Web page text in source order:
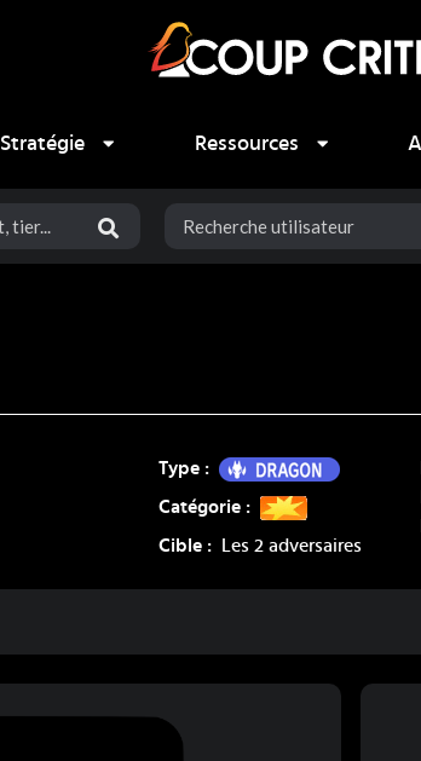
Stratégie Ressources
Type : Dragon
Catégorie :
Cible :
Les 2 adversaires